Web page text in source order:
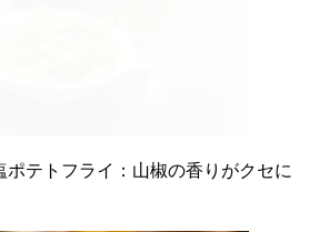
テトフライ：山椒の香りがクセに